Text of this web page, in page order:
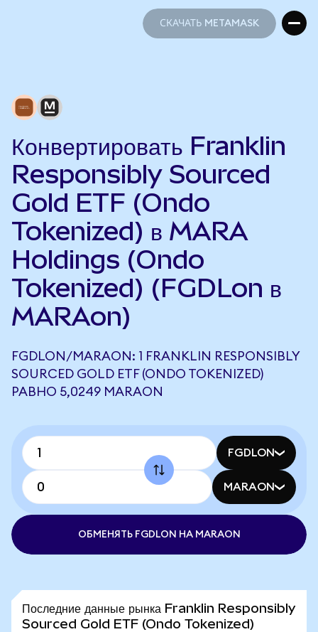
СКАЧАТЬ METAMASK
Конвертировать Franklin
Responsibly Sourced
Gold ETF (Ondo
Tokenized) в MARA
Holdings (Ondo
Tokenized) (FGDLon в
MARAon)
FGDLON/MARAON: 1 FRANKLIN RESPONSIBLY
SOURCED GOLD ETF (ONDO TOKENIZED)
РАВНО 5,0249 MARAON
FGDLON
MARAON
ОБМЕНЯТЬ FGDLON НА MARAON
Последние данные рынка Franklin Responsibly
Sourced Gold ETF (Ondo Tokenized)